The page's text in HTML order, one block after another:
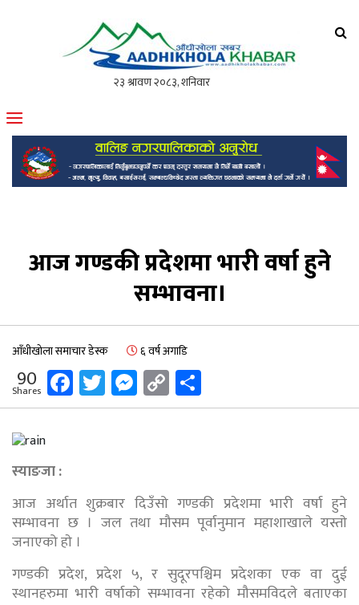
मोफसलकै लोकप्रिय अनलाइन पत्रिका
आज गण्डकी प्रदेशमा भारी वर्षा हुने
सम्भावना।
आँधीखोला समाचार डेस्क ६ वर्ष अगाडि
90
Shares Facebook
Twitter
Messenger
Copy
Link
स्याङजा :
आज अर्थात शुक्रबार दिउँसो गण्डकी प्रदेशमा भारी वर्षा हुने
सम्भावना छ । जल तथा मौसम पूर्वानुमान महाशाखाले यस्ताे
जनाएको हाे ।
गण्डकी प्रदेश, प्रदेश ५, र सुदूरपश्चिम प्रदेशका एक वा दुई
स्थानहरुमा भारी वर्षाको सम्भावना रहेको मौसमविदले बताएका